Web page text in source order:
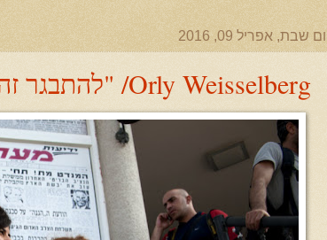
שבת, אפריל 09, 2016
Orly Weisselberg/ "להתבגר זה דבר מבלבל"